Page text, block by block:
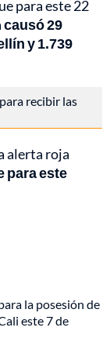
para este 22
causó 29
y 1.739
recibir las
alerta roja
para este
la posesión de
este 7 de